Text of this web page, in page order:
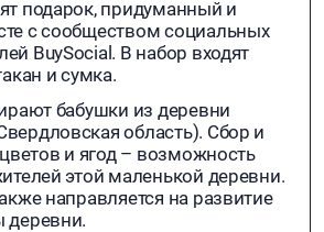
подарок, придуманный и
с сообществом социальных
BuySocial. В набор входят
и сумка.
бабушки из деревни
область). Сбор и
и ягод – возможность
этой маленькой деревни.
направляется на развитие
деревни.